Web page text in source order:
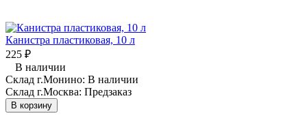
Канистра пластиковая, 10 л
225 ₽
В наличии
Склад г.Монино: В наличии
Склад г.Москва: Предзаказ
В корзину